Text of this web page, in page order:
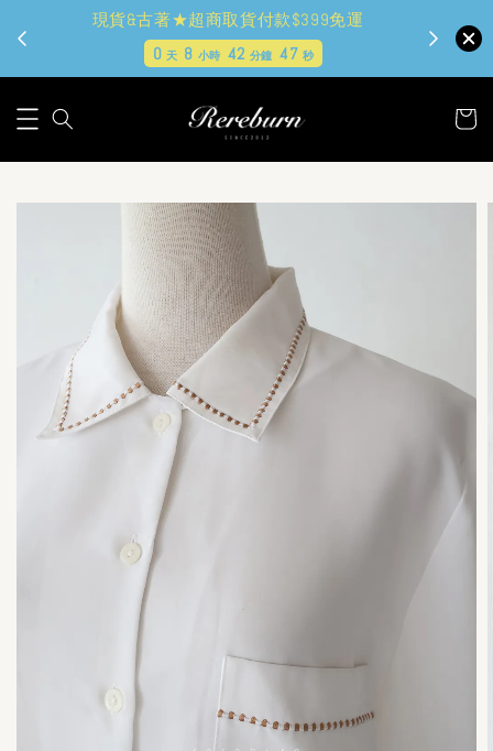
現貨&古著★超商取貨付款$399免運
0 天 8 小時 42 分鐘 46 秒